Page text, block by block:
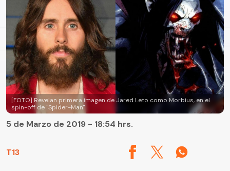
[FOTO] Revelan primera imagen de Jared Leto como Morbius, en el
spin-off de "Spider-Man"
T13
5 de Marzo de 2019 - 18:54 hrs.